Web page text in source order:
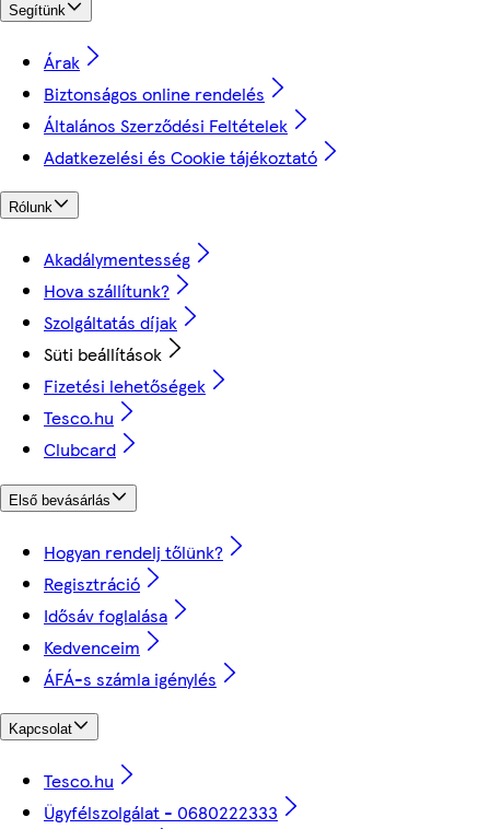
Segítünk
Árak
Biztonságos online rendelés
Általános Szerződési Feltételek
Adatkezelési és Cookie tájékoztató
Rólunk
Akadálymentesség
Hova szállítunk?
Szolgáltatás díjak
Süti beállítások
Fizetési lehetőségek
Tesco.hu
Clubcard
Első bevásárlás
Hogyan rendelj tőlünk?
Regisztráció
Idősáv foglalása
Kedvenceim
ÁFÁ-s számla igénylés
Kapcsolat
Tesco.hu
Ügyfélszolgálat - 0680222333